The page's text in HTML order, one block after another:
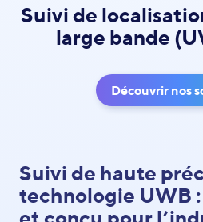
Suivi de
large bande
Découvrir nos
Suivi de haute
technologie UWB